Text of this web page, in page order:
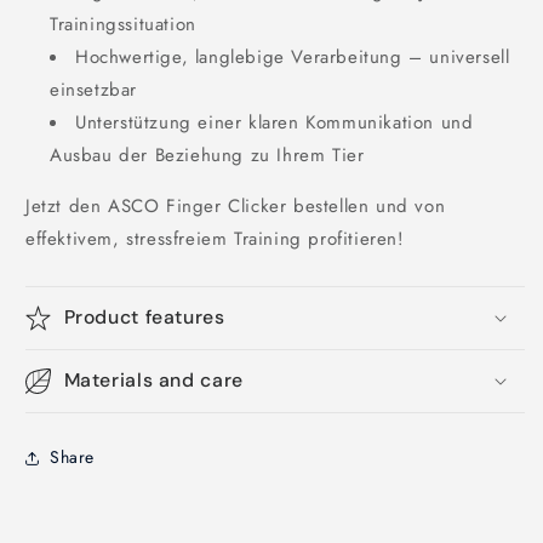
Trainingssituation
Hochwertige, langlebige Verarbeitung – universell
einsetzbar
Unterstützung einer klaren Kommunikation und
Ausbau der Beziehung zu Ihrem Tier
Jetzt den ASCO Finger Clicker bestellen und von
effektivem, stressfreiem Training profitieren!
Product features
Materials and care
Share